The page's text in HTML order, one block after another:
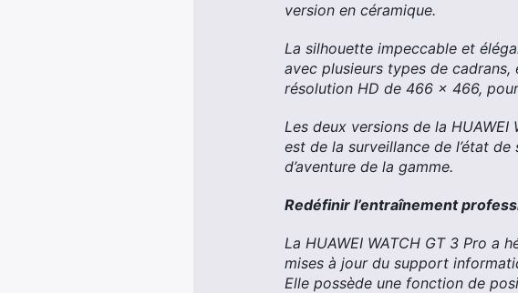
version en céramique.
La silhouette impeccable et
avec plusieurs types de cadrans,
résolution HD de 466 x 466,
Les deux versions de la
est de la surveillance de l’état
d’aventure de la gamme.
Redéfinir l’entraînement
La HUAWEI WATCH GT 3 Pro a
mises à jour du support
Elle possède une fonction de